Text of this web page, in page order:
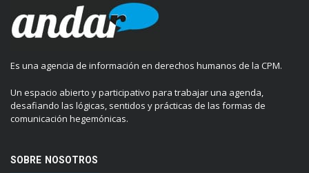
Es una agencia de información en derechos humanos de la CPM.
Un espacio abierto y participativo para trabajar una agenda,
desafiando las lógicas, sentidos y prácticas de las formas de
comunicación hegemónicas.
SOBRE NOSOTROS